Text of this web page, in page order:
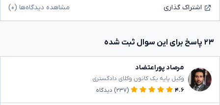
اشتراک گذاری مشاهده دیدگاه‌ها (۰)
۲۳ پاسخ برای این سوال ثبت شده
مرصاد پوراعتضاد
وکیل پایه یک کانون وکلای دادگستری
۴.۶
(۲۳۷) دیدگاه